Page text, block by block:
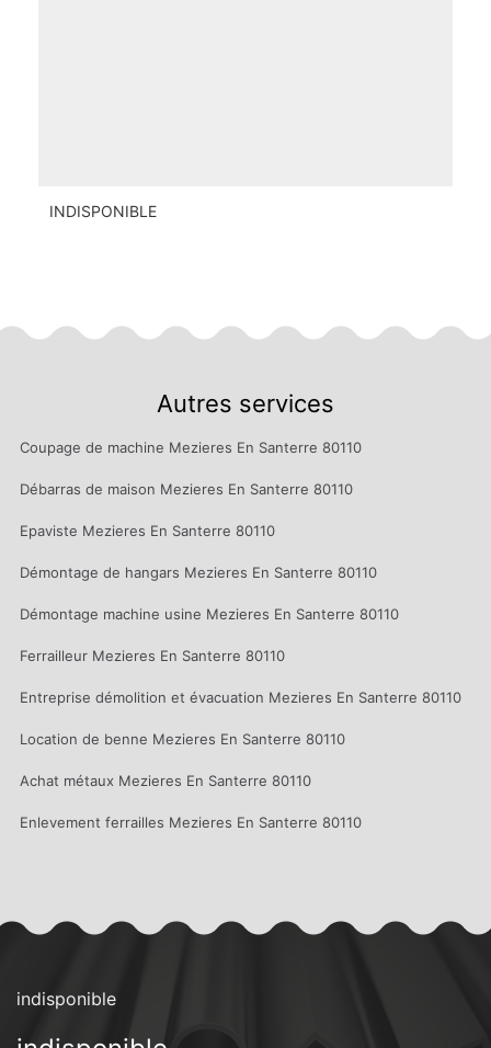
INDISPONIBLE
Autres services
Coupage de machine Mezieres En Santerre 80110
Débarras de maison Mezieres En Santerre 80110
Epaviste Mezieres En Santerre 80110
Démontage de hangars Mezieres En Santerre 80110
Démontage machine usine Mezieres En Santerre 80110
Ferrailleur Mezieres En Santerre 80110
Entreprise démolition et évacuation Mezieres En Santerre 80110
Location de benne Mezieres En Santerre 80110
Achat métaux Mezieres En Santerre 80110
Enlevement ferrailles Mezieres En Santerre 80110
indisponible